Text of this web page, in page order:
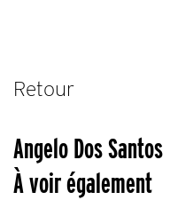
Retour
Angelo Dos Santos
À voir également